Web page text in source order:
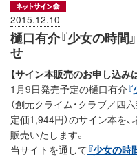
2015.12.10
樋口有介『少女の時間
せ
【サイン本販売のお申し込み
1月9日発売予定の樋口有介
（創元クライム・クラブ／四
定価1,944円）のサイン本を
販売いたします。
当サイトを通して『少女の時